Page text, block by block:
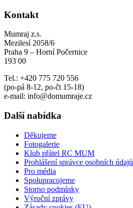
Kontakt
Mumraj z.s.
Mezilesí 2058/6
Praha 9 – Horní Počernice
193 00
Tel.: +420 775 720 556
(po-pá 8-12, po-čt 15-18)
e-mail: info@domumraje.cz
Další nabídka
Děkujeme
Fotogalerie
Klub přátel RC MUM
Prohlášení správce osobních údajů
Pro média
Spolupracujeme
Storno podmínky
Výroční zprávy